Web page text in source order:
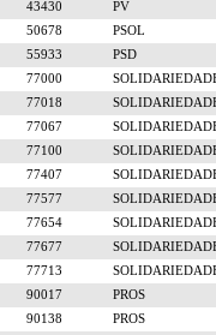
43430
PV
50678
PSOL
55933
PSD
77000
77018
77067
77100
77407
77577
77654
77677
77713
90017
PROS
90138
PROS